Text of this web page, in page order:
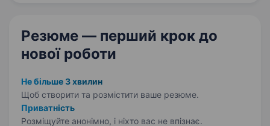
Резюме — перший крок до
нової роботи
Не більше 3 хвилин
Щоб створити та розмістити ваше резюме.
Приватність
Розміщуйте анонімно, і ніхто вас не впізнає.